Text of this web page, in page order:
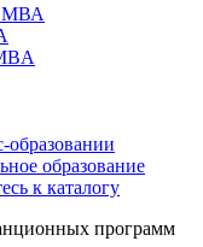
МВА
образовании
образование
к каталогу
программ